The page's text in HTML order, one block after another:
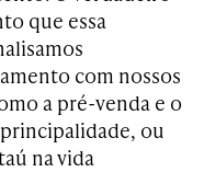
que essa
com nossos
a pré-venda e o
ou
na vida